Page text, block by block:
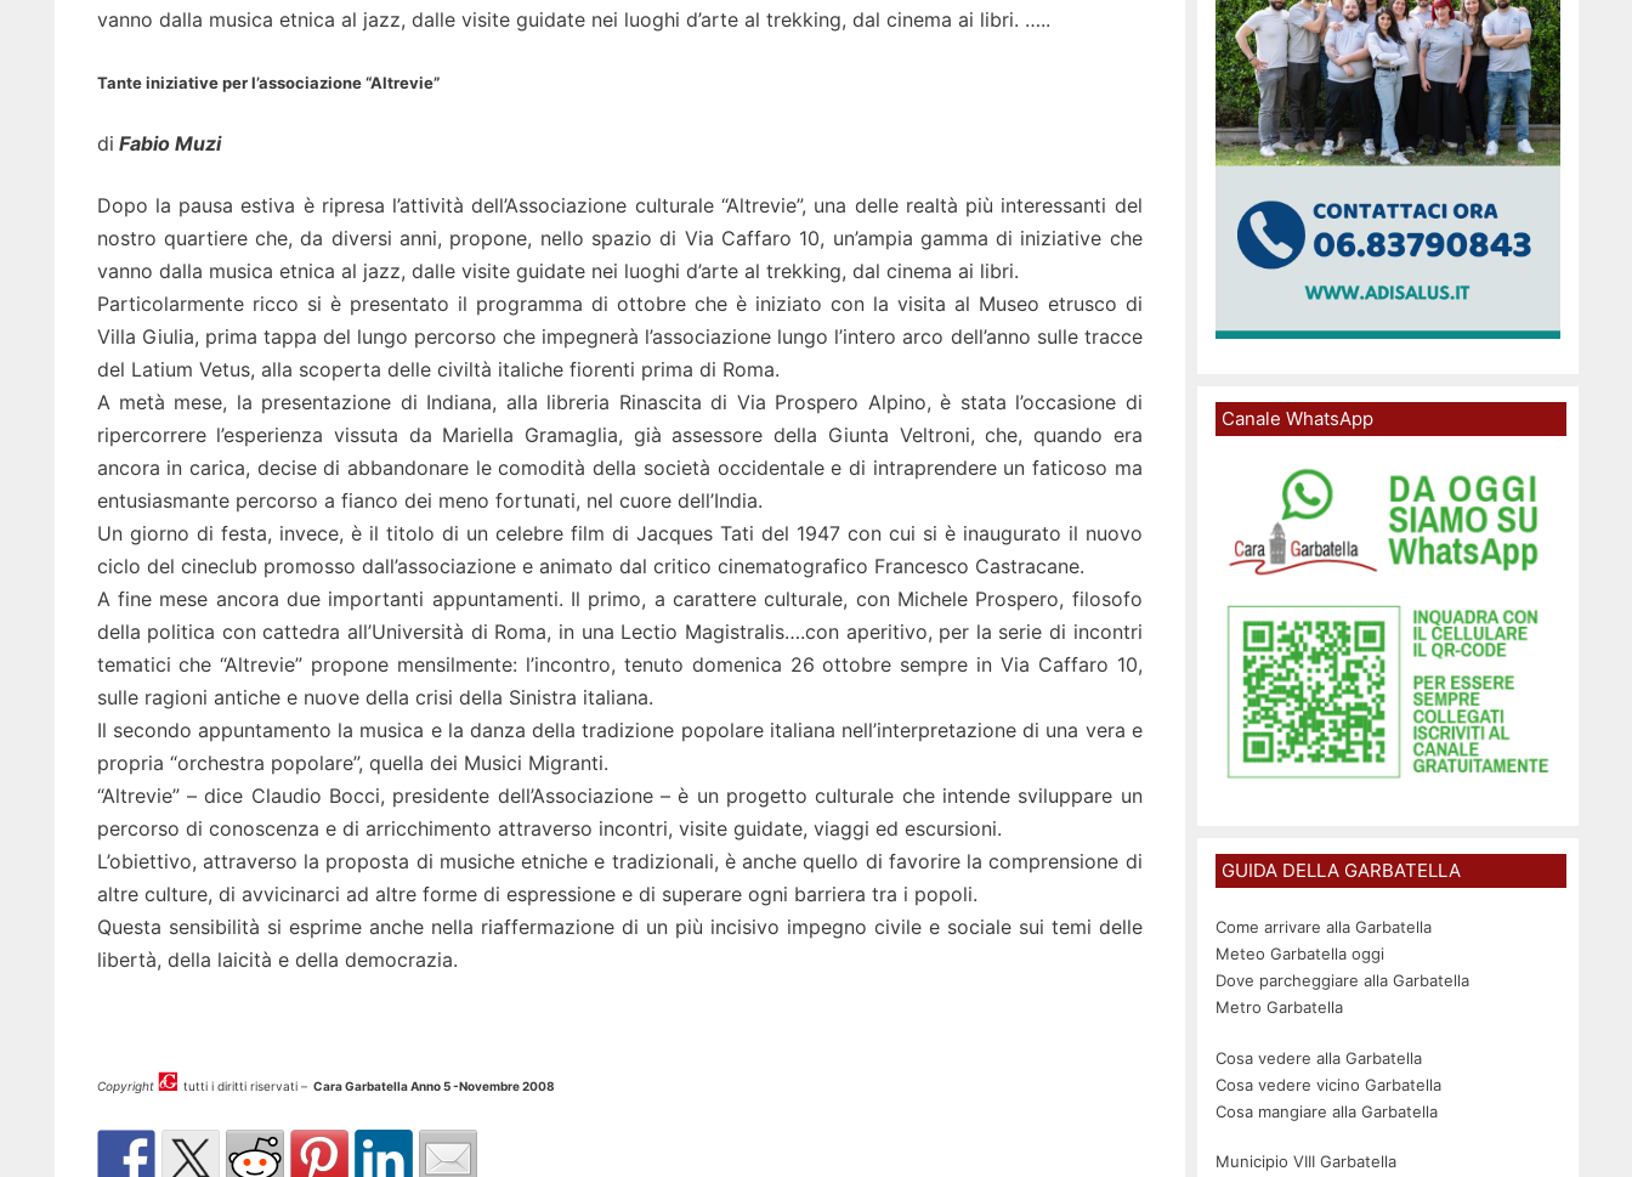
vanno dalla musica etnica al jazz, dalle visite guidate nei luoghi d’arte al trekking, dal cinema ai libri. …..
Tante iniziative per l’associazione “Altrevie”
di Fabio Muzi
Dopo la pausa estiva è ripresa l’attività dell’Associazione culturale “Altrevie”, una delle realtà più interessanti del
nostro quartiere che, da diversi anni, propone, nello spazio di Via Caffaro 10, un’ampia gamma di iniziative che
vanno dalla musica etnica al jazz, dalle visite guidate nei luoghi d’arte al trekking, dal cinema ai libri.
Particolarmente ricco si è presentato il programma di ottobre che è iniziato con la visita al Museo etrusco di
Villa Giulia, prima tappa del lungo percorso che impegnerà l’associazione lungo l’intero arco dell’anno sulle tracce
del Latium Vetus, alla scoperta delle civiltà italiche fiorenti prima di Roma.
A metà mese, la presentazione di Indiana, alla libreria Rinascita di Via Prospero Alpino, è stata l’occasione di
ripercorrere l’esperienza vissuta da Mariella Gramaglia, già assessore della Giunta Veltroni, che, quando era
ancora in carica, decise di abbandonare le comodità della società occidentale e di intraprendere un faticoso ma
entusiasmante percorso a fianco dei meno fortunati, nel cuore dell’India.
Un giorno di festa, invece, è il titolo di un celebre film di Jacques Tati del 1947 con cui si è inaugurato il nuovo
ciclo del cineclub promosso dall’associazione e animato dal critico cinematografico Francesco Castracane.
A fine mese ancora due importanti appuntamenti. Il primo, a carattere culturale, con Michele Prospero, filosofo
della politica con cattedra all’Università di Roma, in una Lectio Magistralis….con aperitivo, per la serie di incontri
tematici che “Altrevie” propone mensilmente: l’incontro, tenuto domenica 26 ottobre sempre in Via Caffaro 10,
sulle ragioni antiche e nuove della crisi della Sinistra italiana.
Il secondo appuntamento la musica e la danza della tradizione popolare italiana nell’interpretazione di una vera e
propria “orchestra popolare”, quella dei Musici Migranti.
“Altrevie” – dice Claudio Bocci, presidente dell’Associazione – è un progetto culturale che intende sviluppare un
percorso di conoscenza e di arricchimento attraverso incontri, visite guidate, viaggi ed escursioni.
L’obiettivo, attraverso la proposta di musiche etniche e tradizionali, è anche quello di favorire la comprensione di
altre culture, di avvicinarci ad altre forme di espressione e di superare ogni barriera tra i popoli.
Questa sensibilità si esprime anche nella riaffermazione di un più incisivo impegno civile e sociale sui temi delle
libertà, della laicità e della democrazia.
Copyright tutti i diritti riservati – Cara Garbatella Anno 5 -Novembre 2008
Canale WhatsApp
GUIDA DELLA GARBATELLA
Come arrivare alla Garbatella
Meteo Garbatella oggi
Dove parcheggiare alla Garbatella
Metro Garbatella
Cosa vedere alla Garbatella
Cosa vedere vicino Garbatella
Cosa mangiare alla Garbatella
Municipio VIII Garbatella